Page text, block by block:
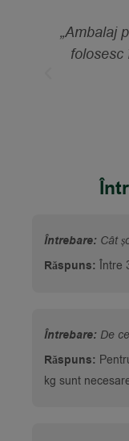
„Ambalaj
folosesc
Întrebare: Cât
Răspuns: Între
Întrebare: De
Răspuns:
kg sunt